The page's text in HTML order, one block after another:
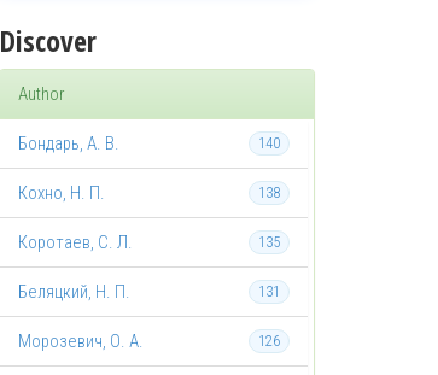
Discover
Author
140
Бондарь, А. В.
138
Кохно, Н. П.
135
Коротаев, С. Л.
131
Беляцкий, Н. П.
126
Морозевич, О. А.